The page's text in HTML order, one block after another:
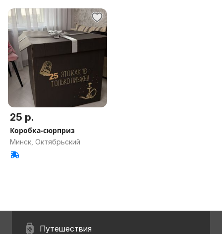
25 р.
Коробка-сюрприз
Минск, Октябрьский
Путешествия